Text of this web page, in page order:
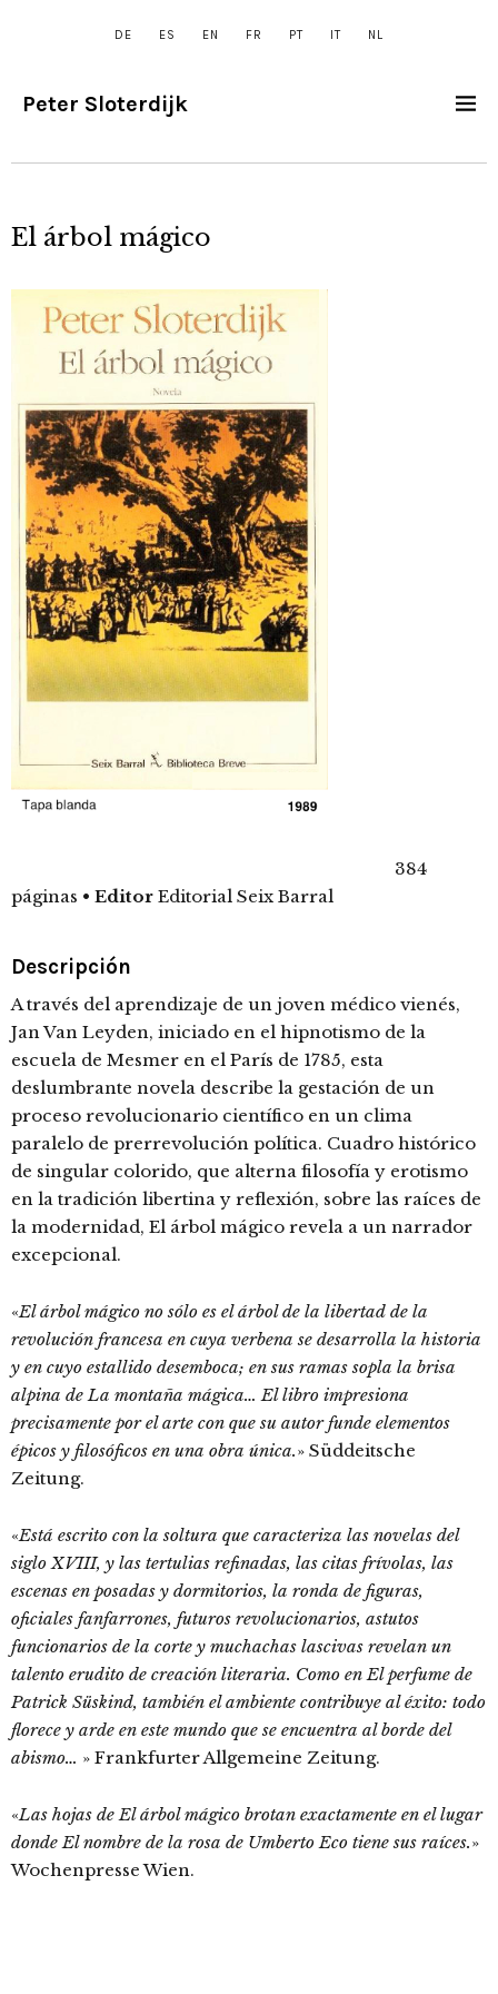
DE ES EN FR PT IT NL
Peter Sloterdijk
El árbol mágico
384
páginas • Editor Editorial Seix Barral
Descripción
A través del aprendizaje de un joven médico vienés,
Jan Van Leyden, iniciado en el hipnotismo de la
escuela de Mesmer en el París de 1785, esta
deslumbrante novela describe la gestación de un
proceso revolucionario científico en un clima
paralelo de prerrevolución política. Cuadro histórico
de singular colorido, que alterna filosofía y erotismo
en la tradición libertina y reflexión, sobre las raíces de
la modernidad, El árbol mágico revela a un narrador
excepcional.
«El árbol mágico no sólo es el árbol de la libertad de la
revolución francesa en cuya verbena se desarrolla la historia
y en cuyo estallido desemboca; en sus ramas sopla la brisa
alpina de La montaña mágica… El libro impresiona
precisamente por el arte con que su autor funde elementos
épicos y filosóficos en una obra única.» Süddeitsche
Zeitung.
«Está escrito con la soltura que caracteriza las novelas del
siglo XVIII, y las tertulias refinadas, las citas frívolas, las
escenas en posadas y dormitorios, la ronda de figuras,
oficiales fanfarrones, futuros revolucionarios, astutos
funcionarios de la corte y muchachas lascivas revelan un
talento erudito de creación literaria. Como en El perfume de
Patrick Süskind, también el ambiente contribuye al éxito: todo
florece y arde en este mundo que se encuentra al borde del
abismo… » Frankfurter Allgemeine Zeitung.
«Las hojas de El árbol mágico brotan exactamente en el lugar
donde El nombre de la rosa de Umberto Eco tiene sus raíces.»
Wochenpresse Wien.